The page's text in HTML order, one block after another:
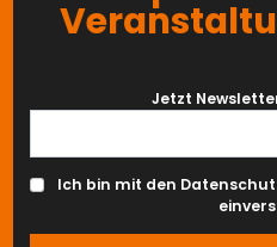
Jetzt
Ich bin mit den